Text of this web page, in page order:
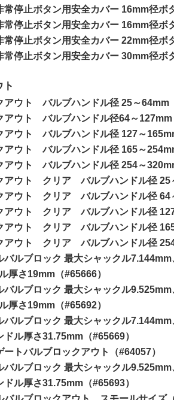
常停止ボタン用安全カバー 16mm径
常停止ボタン用安全カバー 16mm径
常停止ボタン用安全カバー 22mm径
常停止ボタン用安全カバー 30mm径
アウト バルブハンドル径 25～64mm
アウト バルブハンドル径64～127mm
アウト バルブハンドル径 127～
アウト バルブハンドル径 165～
アウト バルブハンドル径 254～
アウト クリア バルブハンドル径 25
アウト クリア バルブハンドル径 64
アウト クリア バルブハンドル径 127
アウト クリア バルブハンドル径 165
アウト クリア バルブハンドル径 254
バルブロック 最大シャックル
厚さ19mm（#65666）
バルブロック 最大シャックル
厚さ19mm（#65692）
バルブロック 最大シャックル
ル厚さ31.75mm（#65669）
トバルブロックアウト（#64057）
バルブロック 最大シャックル
ル厚さ31.75mm（#65693）